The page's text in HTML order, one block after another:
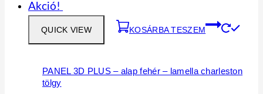
Akció!
QUICK VIEW KOSÁRBA TESZEM
PANEL 3D PLUS – alap fehér – lamella charleston
tölgy